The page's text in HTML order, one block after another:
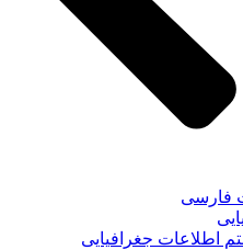
فارسی
اطلاعات جغرافیایی